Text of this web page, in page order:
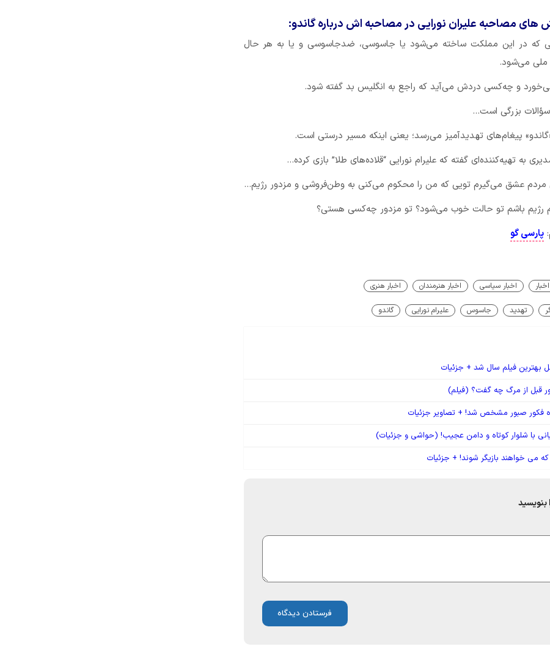
مصاحبه علیران نورایی در مصاحبه اش درباره گاندو:
که در این مملکت ساخته می‌شود یا جاسوسی، ضدجاسوسی و یا به هر حال
ملی می‌شود.
و چه‌کسی دردش می‌آید که راجع به انگلیس بد گفته شود.
بزرگی است…
پیغام‌های تهدیدآمیز می‌رسد؛ یعنی اینکه مسیر درستی است.
به تهیه‌کننده‌ای گفته که علیرام نورایی “قلاده‌های طلا” بازی کرده…
مردم عشق می‌گیرم تویی که من را محکوم می‌کنی به وطن‌فروشی و مزدور رژیم…
رژیم باشم تو حالت خوب می‌شود؟ تو مزدور چه‌کسی هستی؟
پارسی گو
اخبار اخبار سیاسی اخبار هنرمندان اخبار هنری
تهدید جاسوس علیرام نورایی گاندو
بهترین فیلم سال شد + جزئیات
قبل از مرگ چه گفت؟ (فیلم)
فکور صبور مشخص شد! + تصاویر جزئیات
با شلوار کوتاه و دامن عجیب! (حواشی و جزئیات)
می خواهند بازیگر شوند! + جزئیات
بنویسید